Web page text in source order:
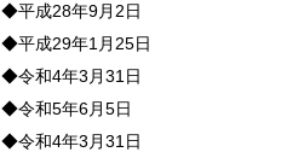
◆平成28年9月2日
◆平成29年1月25日
◆令和4年3月31日
◆令和5年6月5日
◆令和4年3月31日